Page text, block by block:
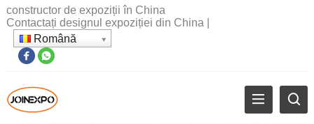
constructor de expoziții în China
Contactați designul expoziției din China
Română